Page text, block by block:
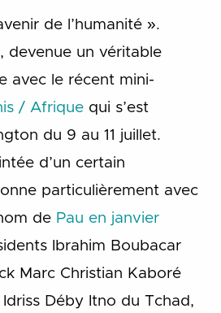
de l’humanité ».
devenue un véritable
avec le récent mini-
/ Afriquequi s’est
du 9 au 11 juillet.
d’un certain
particulièrement avec
de Pau en janvier
Ibrahim Boubacar
Marc Christian Kaboré
Déby Itno du Tchad,